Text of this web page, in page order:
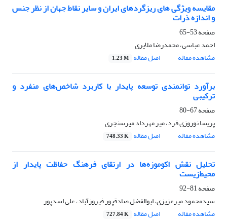
مقایسه ویژگی های ریزگردهای ایران و سایر نقاط جهان از نظر جنس
و اندازه ذرات
صفحه53-65
احمد عباسی، محمدرضا ملایری
مشاهده مقاله
اصل مقاله 1.23 M
برآورد توانمندی توسعه پایدار با کاربرد شاخص‌های منفرد و
ترکیبی
صفحه67-80
پریسا نوروزی فرد، میر مهرداد میرسنجری
مشاهده مقاله
اصل مقاله 748.33 K
تحلیل نقش اکوموزه‌‌ها در ارتقای فرهنگ حفاظت پایدار از
محیط‌زیست
صفحه81-92
سیدمحمود میرعزیزی، ابوالفضل صادقپور فیروزآباد، علی اسدپور
مشاهده مقاله
اصل مقاله 727.84 K